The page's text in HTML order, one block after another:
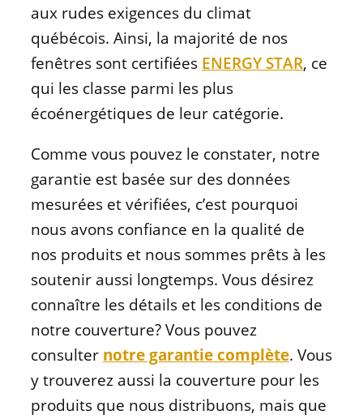
aux rudes exigences du climat
québécois. Ainsi, la majorité de nos
fenêtres sont certifiées ENERGY STAR, ce
qui les classe parmi les plus
écoénergétiques de leur catégorie.
Comme vous pouvez le constater, notre
garantie est basée sur des données
mesurées et vérifiées, c’est pourquoi
nous avons confiance en la qualité de
nos produits et nous sommes prêts à les
soutenir aussi longtemps. Vous désirez
connaître les détails et les conditions de
notre couverture? Vous pouvez
consulter notre garantie complète. Vous
y trouverez aussi la couverture pour les
produits que nous distribuons, mais que